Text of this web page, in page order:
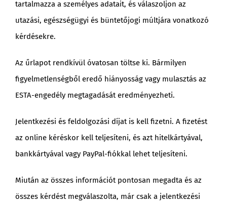
tartalmazza a személyes adatait, és válaszoljon az
utazási, egészségügyi és büntetőjogi múltjára vonatkozó
kérdésekre.
Az űrlapot rendkívül óvatosan töltse ki. Bármilyen
figyelmetlenségből eredő hiányosság vagy mulasztás az
ESTA-engedély megtagadását eredményezheti.
Jelentkezési és feldolgozási díjat is kell fizetni. A fizetést
az online kéréskor kell teljesíteni, és azt hitelkártyával,
bankkártyával vagy PayPal-fiókkal lehet teljesíteni.
Miután az összes információt pontosan megadta és az
összes kérdést megválaszolta, már csak a jelentkezési